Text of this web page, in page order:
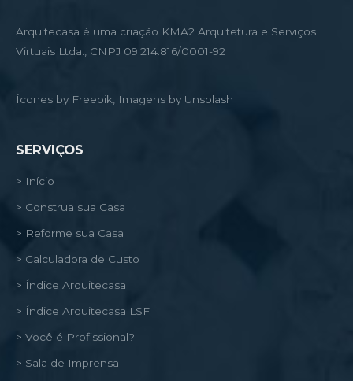
Arquitecasa é uma criação KMA2 Arquitetura e Serviços
Virtuais Ltda., CNPJ 09.214.816/0001-92
Ícones by Freepik, Imagens by Unsplash
SERVIÇOS
> Início
> Construa sua Casa
> Reforme sua Casa
> Calculadora de Custo
> Índice Arquitecasa
> Índice Arquitecasa LSF
> Você é Profissional?
> Sala de Imprensa